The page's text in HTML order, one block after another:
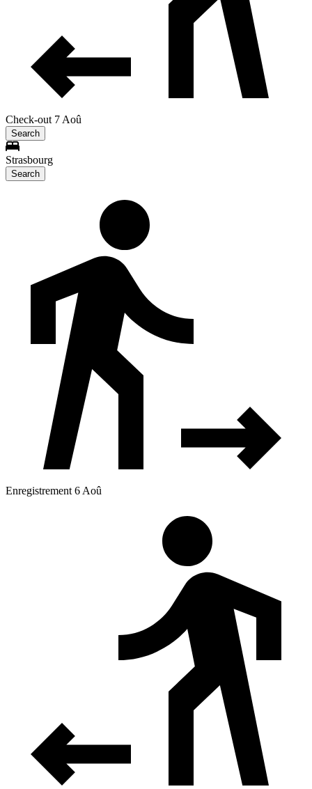
Check-out 7 Aoû
Search
Strasbourg
Search
Enregistrement 6 Aoû